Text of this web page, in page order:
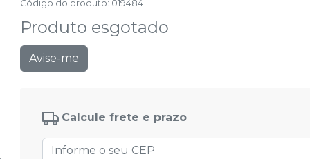
Código do produto: 019484
Produto esgotado
Avise-me
Calcule frete e prazo